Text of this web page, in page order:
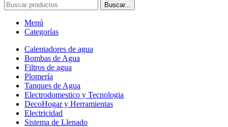
Buscar...
Menú
Categorías
Calentadores de agua
Bombas de Agua
Filtros de agua
Plomería
Tanques de Agua
Electrodomestico y Tecnologia
DecoHogar y Herramientas
Electricidad
Sistema de Llenado